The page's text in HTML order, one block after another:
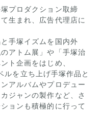
プロダクション取締
生まれ、広告代理店に
手塚イズムを国内外
アトム展」や「手塚治
ト企画をはじめ、
を立ち上げ手塚作品と
アルバムやプロデュー
ジャンの製作など、さ
ョンも積極的に行って